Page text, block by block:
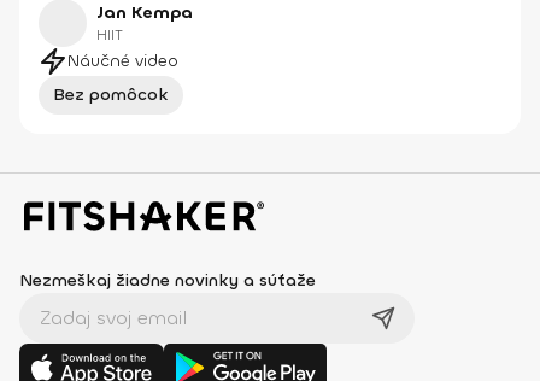
Jan Kempa
HIIT
Náučné video
Bez pomôcok
Nezmeškaj žiadne novinky a súťaže